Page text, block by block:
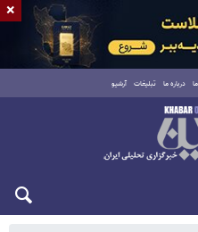
درباره ما تبلیغات آرشیو
×